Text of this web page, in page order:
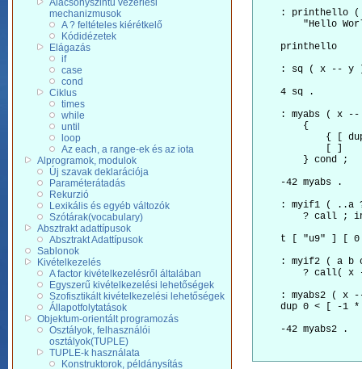
Alacsonyszintű vezérlési
mechanizmusok
A ? feltételes kiérétkelő
Kódidézetek
Elágazás
if
case
cond
Ciklus
times
while
until
loop
Az each, a range-ek és az iota
Alprogramok, modulok
Új szavak deklarációja
Paraméterátadás
Rekurzió
Lexikális és egyéb változók
Szótárak(vocabulary)
Absztrakt adattípusok
Absztrakt Adattípusok
Sablonok
Kivételkezelés
A factor kivételkezelésről általában
Egyszerű kivételkezelési lehetőségek
Szofisztikált kivételkezelési lehetőségek
Állapotfolytatások
Objektum-orientált programozás
Osztályok, felhasználói
osztályok(TUPLE)
TUPLE-k használata
Konstruktorok, példánysítás
: printhello (
"Hello
printhello
: sq ( x -- y
4 sq .
: myabs ( x --
        {
{ [
        } cond ;
-42 myabs .
: myif1 ( ..a
? call ;
t [ "u9" ] [
: myif2 ( a b
? call( x
: myabs2 ( x
dup 0 < [ -1